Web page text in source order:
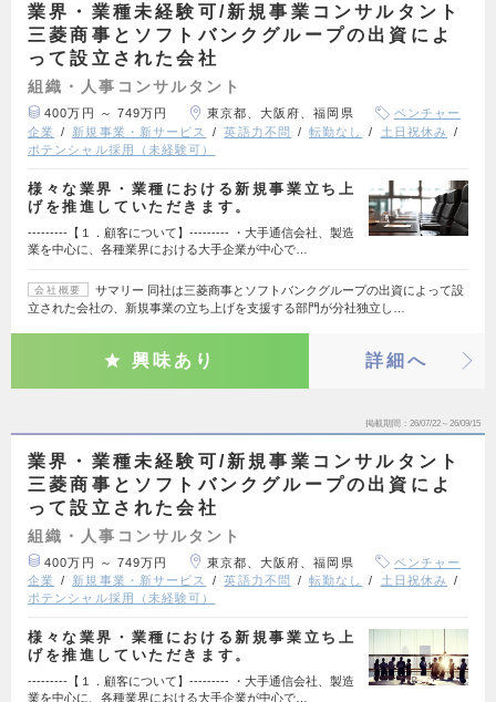
業界・業種未経験可/新規事業コンサルタント
三菱商事とソフトバンクグループの出資によ
って設立された会社
組織・人事コンサルタント
400万円 ～ 749万円 東京都、大阪府、福岡県
ベンチャー
企業
新規事業・新サービス 英語力不問 転勤なし
土日祝休み
ポテンシャル採用（未経験可）
様々な業界・業種における新規事業立ち上
げを推進していただきます。
---------【１．顧客について】--------- ・大手通信会社、製造
業を中心に、各種業界における大手企業が中心で…
会社概要
サマリー 同社は三菱商事とソフトバンクグループの出資によって設
立された会社の、新規事業の立ち上げを支援する部門が分社独立し…
興味あり 詳細へ
掲載期間 26/07/22～26/09/15
業界・業種未経験可/新規事業コンサルタント
三菱商事とソフトバンクグループの出資によ
って設立された会社
組織・人事コンサルタント
400万円 ～ 749万円 東京都、大阪府、福岡県
ベンチャー
企業
新規事業・新サービス 英語力不問 転勤なし
土日祝休み
ポテンシャル採用（未経験可）
様々な業界・業種における新規事業立ち上
げを推進していただきます。
---------【１．顧客について】--------- ・大手通信会社、製造
業を中心に、各種業界における大手企業が中心で…